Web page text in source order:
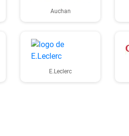
Auchan
E.Leclerc